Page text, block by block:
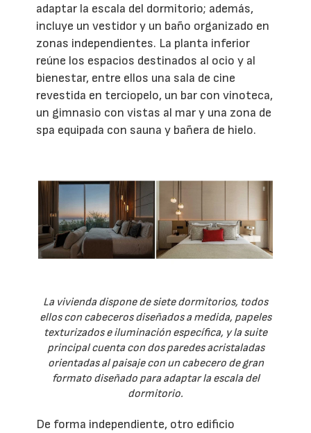
adaptar la escala del dormitorio; además,
incluye un vestidor y un baño organizado en
zonas independientes. La planta inferior
reúne los espacios destinados al ocio y al
bienestar, entre ellos una sala de cine
revestida en terciopelo, un bar con vinoteca,
un gimnasio con vistas al mar y una zona de
spa equipada con sauna y bañera de hielo.
La vivienda dispone de siete dormitorios, todos
ellos con cabeceros diseñados a medida, papeles
texturizados e iluminación específica, y la suite
principal cuenta con dos paredes acristaladas
orientadas al paisaje con un cabecero de gran
formato diseñado para adaptar la escala del
dormitorio.
De forma independiente, otro edificio